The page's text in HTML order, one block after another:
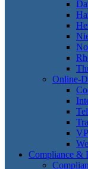
Online-
Compliance &